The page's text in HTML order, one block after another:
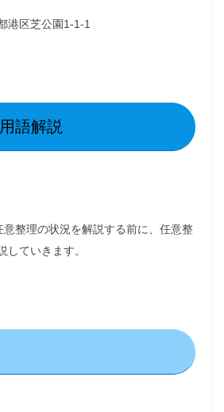
区芝公園1-1-1
語解説
整理の状況を解説する前に、任意整
していきます。